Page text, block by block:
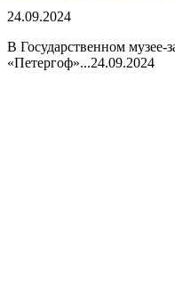
24.09.2024
В Государственном музее-
«Петергоф»...24.09.2024